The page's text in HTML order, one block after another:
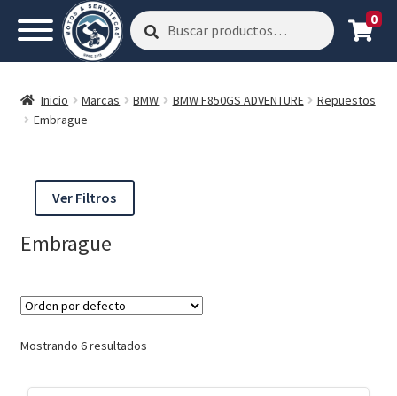
Buscar
por:
Buscar 0
Inicio Marcas BMW BMW F850GS ADVENTURE
Repuestos
Embrague
Ver Filtros
Embrague
Mostrando 6 resultados